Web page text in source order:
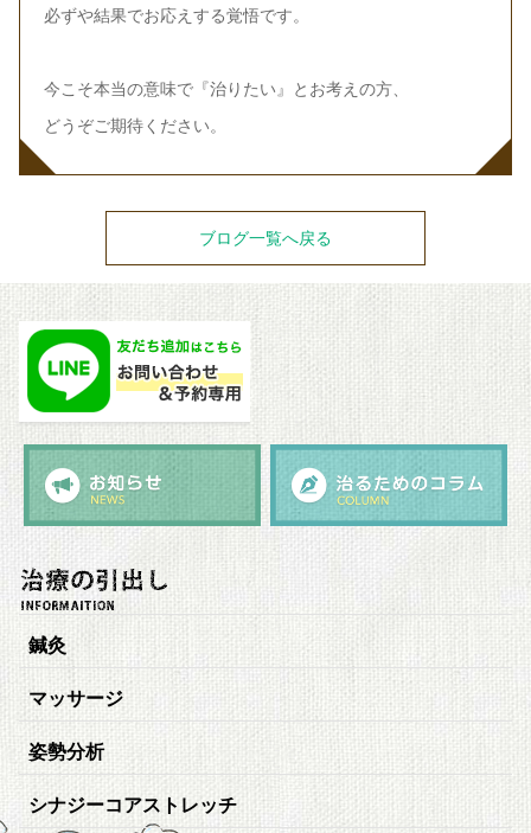
鍼灸
マッサージ
姿勢分析
シナジーコアストレッチ
必ずや結果でお応えする覚悟です。
今こそ本当の意味で『治りたい』とお考えの方、
どうぞご期待ください。
ブログ一覧へ戻る